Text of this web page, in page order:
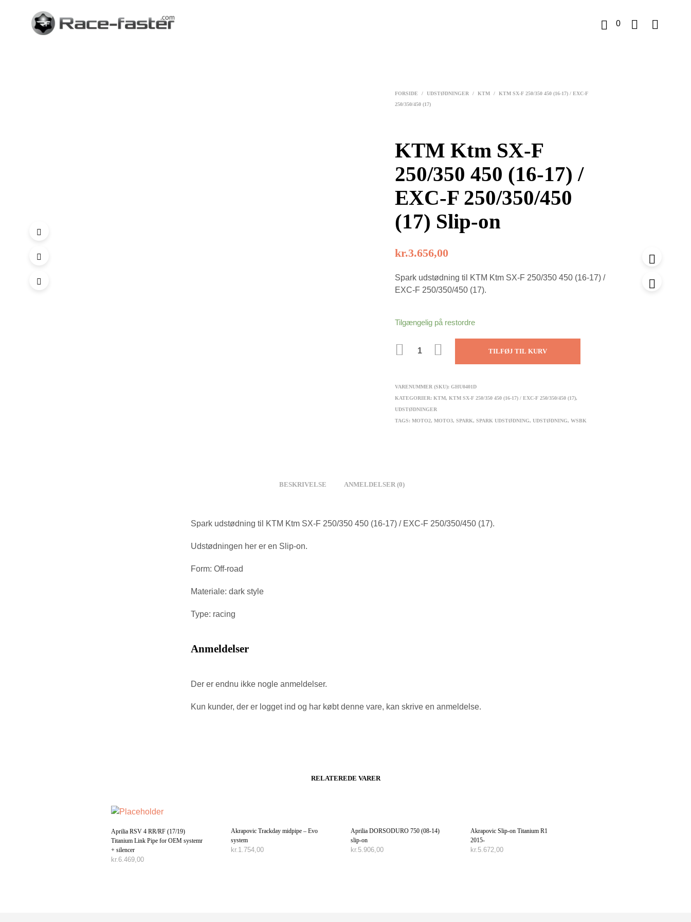
0
FORSIDE / UDSTØDNINGER / KTM /
KTM SX-F 250/350 450 (16-17) / EXC-F
250/350/450 (17)
KTM Ktm SX-F
250/350 450 (16-17) /
EXC-F 250/350/450
(17) Slip-on
kr.3.656,00
Spark udstødning til KTM Ktm SX-F 250/350 450 (16-17) /
EXC-F 250/350/450 (17).
Tilgængelig på restordre
ANTAL
TILFØJ TIL KURV
VARENUMMER (SKU):GHU0401D
KATEGORIER:KTM,KTM SX-F 250/350 450 (16-17) / EXC-F 250/350/450 (17),
UDSTØDNINGER
TAGS:MOTO2,MOTO3,SPARK,SPARK UDSTØDNING,UDSTØDNING,WSBK
BESKRIVELSE ANMELDELSER (0)
Spark udstødning til KTM Ktm SX-F 250/350 450 (16-17) / EXC-F 250/350/450 (17).
Udstødningen her er en Slip-on.
Form: Off-road
Materiale: dark style
Type: racing
Anmeldelser
Der er endnu ikke nogle anmeldelser.
Kun kunder, der er logget ind og har købt denne vare, kan skrive en anmeldelse.
RELATEREDE VARER
Aprilia RSV 4 RR/RF (17/19)
Titanium Link Pipe for OEM systemr
+ silencer
kr. 6.469,00
Akrapovic Trackday midpipe – Evo
system
kr.1.754,00
Aprilia DORSODURO 750 (08-14)
slip-on
kr.5.906,00
Akrapovic Slip-on Titanium R1
2015-
kr.5.672,00